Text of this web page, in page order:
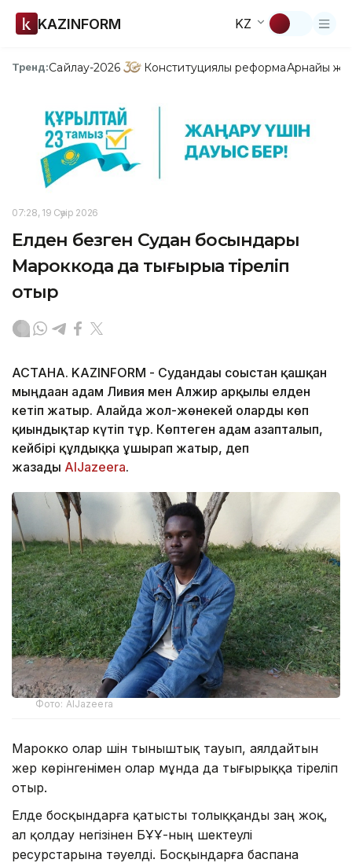
KAZINFORM KZ
Тренд:Сайлау-2026 Конституциялық реформаАрнайы
07:28, 19 Сәуір 2026
Елден безген Судан босқындары
Мароккода да тығырыққа тіреліп
отыр
АСТАНА. KAZINFORM - Судандағы соғыстан қашқан
мыңдаған адам Ливия мен Алжир арқылы елден
кетіп жатыр. Алайда жол-жөнекей оларды көп
қиындықтар күтіп тұр. Көптеген адам азапталып,
кейбірі құлдыққа ұшырап жатыр, деп
жазады AlJazeera.
Фото: AlJazeera
Марокко олар үшін тыныштық тауып, аялдайтын
жер көрінгенімен олар мұнда да тығырыққа тіреліп
отыр.
Елде босқындарға қатысты толыққанды заң жоқ,
ал қолдау негізінен БҰҰ-ның шектеулі
ресурстарына тәуелді. Босқындарға баспана